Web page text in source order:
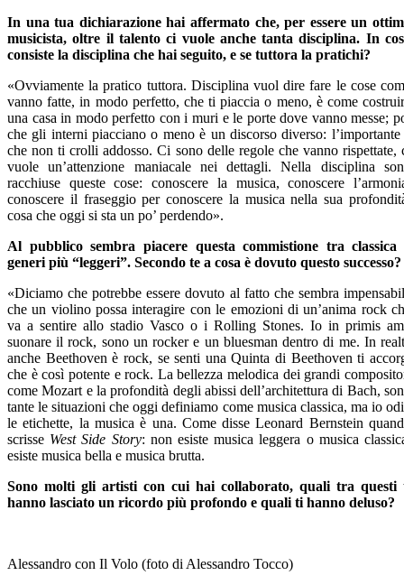
In una tua dichiarazione hai affermato che, per essere un
musicista, oltre il talento ci vuole anche tanta disciplina. In
consiste la disciplina che hai seguito, e se tuttora la pratichi?
«Ovviamente la pratico tuttora. Disciplina vuol dire fare le cose
vanno fatte, in modo perfetto, che ti piaccia o meno, è come
una casa in modo perfetto con i muri e le porte dove vanno messe;
che gli interni piacciano o meno è un discorso diverso: l’importante
che non ti crolli addosso. Ci sono delle regole che vanno rispettate,
vuole un’attenzione maniacale nei dettagli. Nella disciplina
racchiuse queste cose: conoscere la musica, conoscere
conoscere il fraseggio per conoscere la musica nella sua
cosa che oggi si sta un po’ perdendo».
Al pubblico sembra piacere questa commistione tra classica
generi più “leggeri”. Secondo te a cosa è dovuto questo successo?
«Diciamo che potrebbe essere dovuto al fatto che sembra
che un violino possa interagire con le emozioni di un’anima rock
va a sentire allo stadio Vasco o i Rolling Stones. Io in primis
suonare il rock, sono un rocker e un bluesman dentro di me. In
anche Beethoven è rock, se senti una Quinta di Beethoven ti
che è così potente e rock. La bellezza melodica dei grandi
come Mozart e la profondità degli abissi dell’architettura di Bach,
tante le situazioni che oggi definiamo come musica classica, ma io
le etichette, la musica è una. Come disse Leonard Bernstein
scrisse West Side Story: non esiste musica leggera o musica
esiste musica bella e musica brutta.
Sono molti gli artisti con cui hai collaborato, quali tra questi
hanno lasciato un ricordo più profondo e quali ti hanno deluso?
Alessandro con Il Volo (foto di Alessandro Tocco)